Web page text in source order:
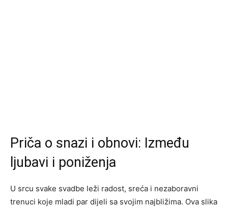
Priča o snazi i obnovi: Između
ljubavi i poniženja
U srcu svake svadbe leži radost, sreća i nezaboravni
trenuci koje mladi par dijeli sa svojim najbližima. Ova slika